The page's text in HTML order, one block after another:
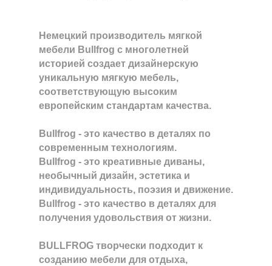
Немецкий производитель мягкой
мебели Bullfrog с многолетней
историей создает дизайнерскую
уникальную мягкую мебель,
соответствующую высоким
европейским стандартам качества.
Bullfrog - это качество в деталях по
современным технологиям.
Bullfrog - это креативные диваны,
необычный дизайн, эстетика и
индивидуальность, поэзия и движение.
Bullfrog - это качество в деталях для
получения удовольствия от жизни.
BULLFROG творчески подходит к
созданию мебели для отдыха,